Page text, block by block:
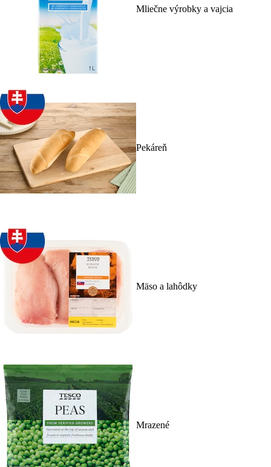
Mliečne výrobky a vajcia
Pekáreň
Mäso a lahôdky
Mrazené